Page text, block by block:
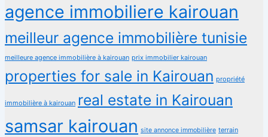
agence immobiliere kairouan
meilleur agence immobilière tunisie
meilleure agence immobilière à kairouan prix immobilier kairouan
properties for sale in Kairouan propriété
immobilière à kairouan real estate in Kairouan
samsar kairouan site annonce immobilière terrain